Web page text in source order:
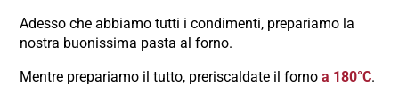
Adesso che abbiamo tutti i condimenti, prepariamo la
nostra buonissima pasta al forno.
Mentre prepariamo il tutto, preriscaldate il fornoa 180°C.